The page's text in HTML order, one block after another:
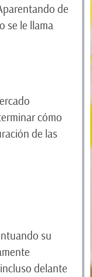
de
se le llama
cómo
de las
su
delante